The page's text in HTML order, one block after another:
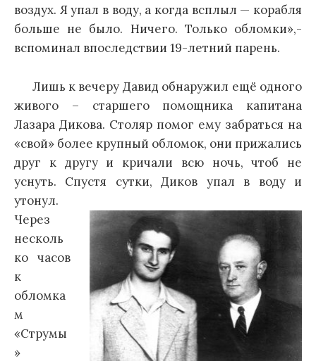
воздух. Я упал в воду, а когда всплыл — корабля
больше не было. Ничего. Только обломки»,-
вспоминал впоследствии 19-летний парень.
Лишь к вечеру Давид обнаружил ещё одного
живого – старшего помощника капитана
Лазара Дикова. Столяр помог ему забраться на
«свой» более крупный обломок, они прижались
друг к другу и кричали всю ночь, чтоб не
уснуть. Спустя сутки, Диков упал в воду и
утонул.
Через
несколь
ко часов
к
обломка
м
«Струмы
»